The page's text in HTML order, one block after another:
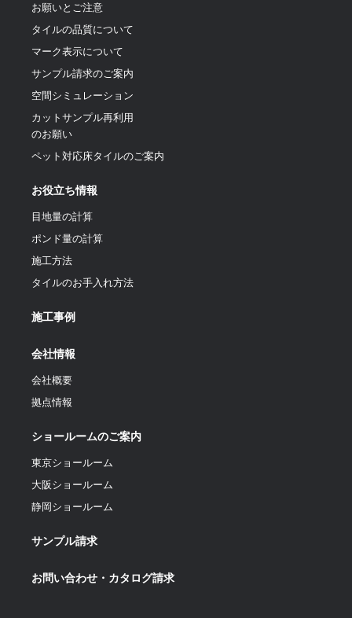
お願いとご注意
タイルの品質について
マーク表示について
サンプル請求のご案内
空間シミュレーション
カットサンプル再利用
のお願い
ペット対応床タイルのご案内
お役立ち情報
目地量の計算
ポンド量の計算
施工方法
タイルのお手入れ方法
施工事例
会社情報
会社概要
拠点情報
ショールームのご案内
東京ショールーム
大阪ショールーム
静岡ショールーム
サンプル請求
お問い合わせ・カタログ請求